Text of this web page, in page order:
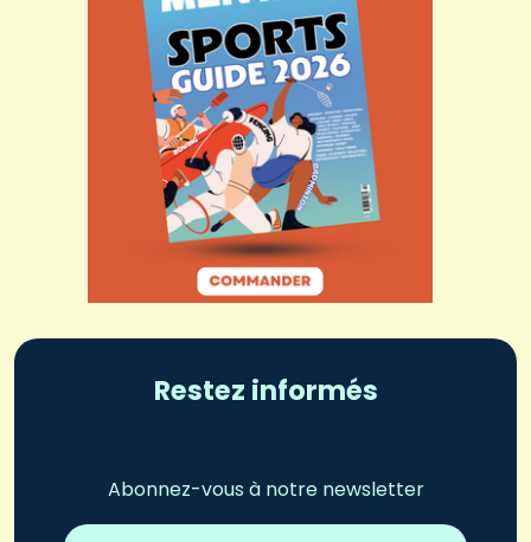
Restez informés
Abonnez-vous à notre newsletter
Adresse